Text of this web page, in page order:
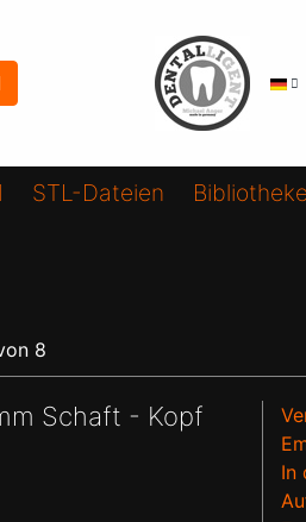
STL-Dateien
8
Schaft - Kopf
In